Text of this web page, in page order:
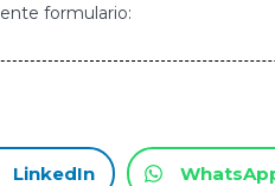
formulario:
LinkedIn